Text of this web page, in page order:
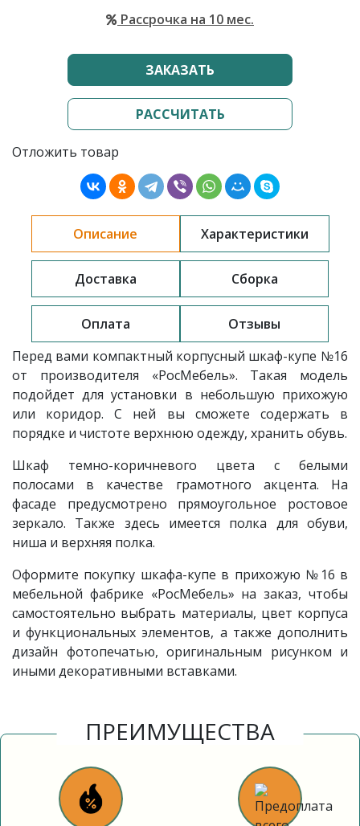
Рассрочка на 10 мес.
ЗАКАЗАТЬ
РАССЧИТАТЬ
Отложить товар
Описание Характеристики
Доставка Сборка
Оплата
Отзывы
Перед вами компактный корпусный шкаф-купе №16
от производителя «РосМебель». Такая модель
подойдет для установки в небольшую прихожую
или коридор. С ней вы сможете содержать в
порядке и чистоте верхнюю одежду, хранить обувь.
Шкаф темно-коричневого цвета с белыми
полосами в качестве грамотного акцента. На
фасаде предусмотрено прямоугольное ростовое
зеркало. Также здесь имеется полка для обуви,
ниша и верхняя полка.
Оформите покупку шкафа-купе в прихожую №16 в
мебельной фабрике «РосМебель» на заказ, чтобы
самостоятельно выбрать материалы, цвет корпуса
и функциональных элементов, а также дополнить
дизайн фотопечатью, оригинальным рисунком и
иными декоративными вставками.
ПРЕИМУЩЕСТВА